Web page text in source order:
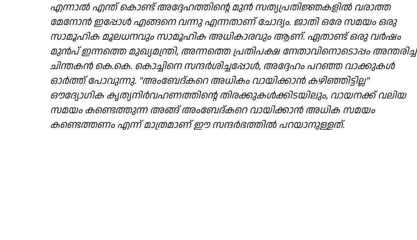
എന്നാൽ എന്ത് കൊണ്ട് അദ്ദേഹത്തിൻ്റെ മുൻ സത്യപ്രതിജ്ഞകളിൽ വരാത്ത
മേനോൻ ഇപ്പോൾ എങ്ങനെ വന്നു എന്നതാണ് ചോദ്യം. ജാതി ഒരേ സമയം ഒരു
സാമൂഹിക മൂലധനവും സാമൂഹിക അധികാരവും ആണ്. ഏതാണ്ട് ഒരു വർഷം
മുൻപ് ഇന്നത്തെ മുഖ്യമന്ത്രി, അന്നത്തെ പ്രതിപക്ഷ നേതാവിനൊടൊപ്പം അന്തരിച്ച
ചിന്തകൻ കെ.കെ. കൊച്ചിനെ സന്ദർശിച്ചപ്പോൾ, അദ്ദേഹം പറഞ്ഞ വാക്കുകൾ
ഓർത്ത് പോവുന്നു. "അംബേദ്കറെ അധികം വായിക്കാൻ കഴിഞ്ഞിട്ടില്ല"
ഔദ്യോഗിക കൃത്യനിർവഹണത്തിൻ്റെ തിരക്കുകൾക്കിടയിലും, വായനക്ക് വലിയ
സമയം കണ്ടെത്തുന്ന അങ്ങ് അംബേദ്കറെ വായിക്കാൻ അധിക സമയം
കണ്ടെത്തണം എന്ന് മാത്രമാണ് ഈ സന്ദർഭത്തിൽ പറയാനുള്ളത്.